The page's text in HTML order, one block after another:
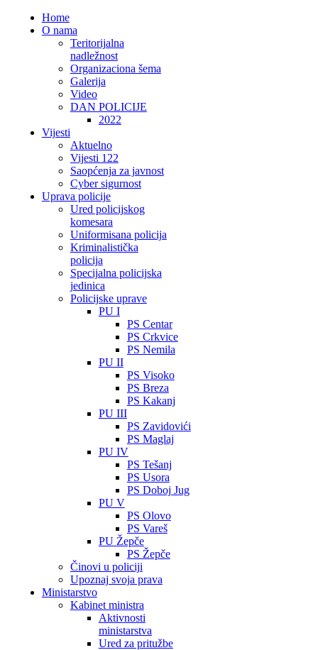
Home
O nama
Teritorijalna
nadležnost
Organizaciona šema
Galerija
Video
DAN POLICIJE
2022
Vijesti
Aktuelno
Vijesti 122
Saopćenja za javnost
Cyber sigurnost
Uprava policije
Ured policijskog
komesara
Uniformisana policija
Kriminalistička
policija
Specijalna policijska
jedinica
Policijske uprave
PU I
PS Centar
PS Crkvice
PS Nemila
PU II
PS Visoko
PS Breza
PS Kakanj
PU III
PS Zavidovići
PS Maglaj
PU IV
PS Tešanj
PS Usora
PS Doboj Jug
PU V
PS Olovo
PS Vareš
PU Žepče
PS Žepče
Činovi u policiji
Upoznaj svoja prava
Ministarstvo
Kabinet ministra
Aktivnosti
ministarstva
Ured za pritužbe